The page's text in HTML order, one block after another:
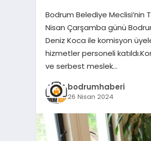
Bodrum Belediye Meclisi’nin
Nisan Çarşamba günü
Deniz Koca ile komisyon
hizmetler personeli
ve serbest meslek…
bodrumhaberi
26 Nisan 2024